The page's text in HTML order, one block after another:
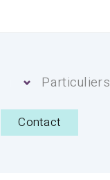
Particuliers
Contact